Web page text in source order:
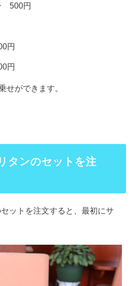
500円
円
円
せができます。
タンのセットを注
ットを注文すると、最初にサ